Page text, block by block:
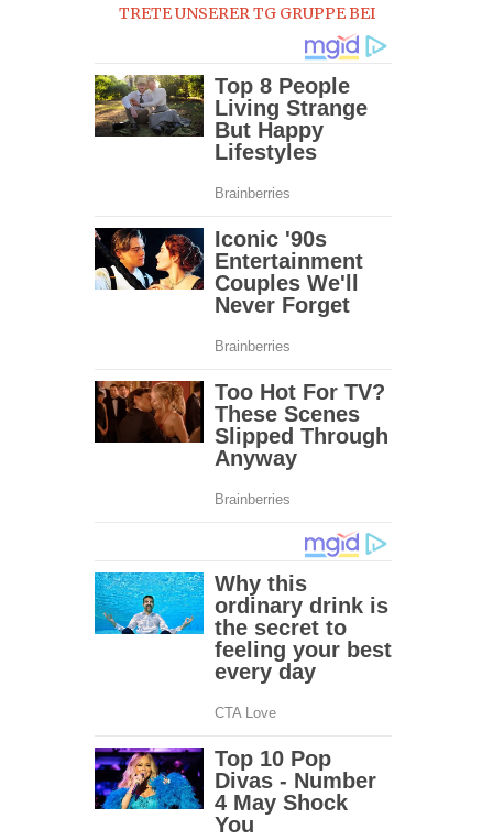
TRETE UNSERER TG GRUPPE BEI